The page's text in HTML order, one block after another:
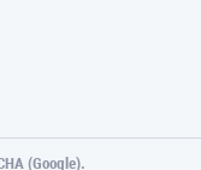
(Google).